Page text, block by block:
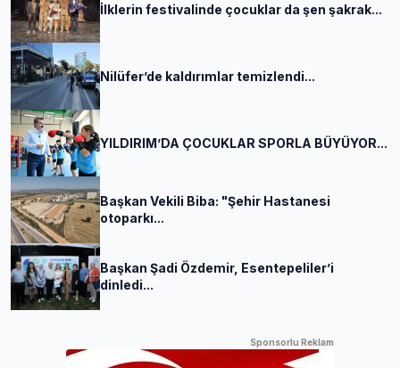
İlklerin festivalinde çocuklar da şen şakrak...
Nilüfer’de kaldırımlar temizlendi...
YILDIRIM’DA ÇOCUKLAR SPORLA BÜYÜYOR...
Başkan Vekili Biba: "Şehir Hastanesi
otoparkı...
Başkan Şadi Özdemir, Esentepeliler’i
dinledi...
Sponsorlu Reklam